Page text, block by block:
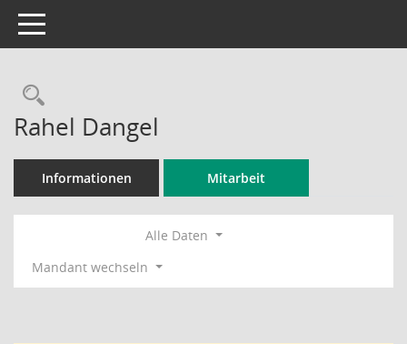
Toggle navigation
Rechercheauswahl
Rahel Dangel
Informationen Mitarbeit
Alle Daten
Mandant wechseln